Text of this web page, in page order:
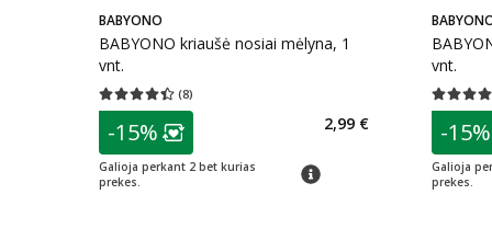
BABYONO
BABYONO kriaušė nosiai mėlyna, 1
vnt.
(8)
Vidutinis įvertinimas 4.38
patarimas
Lojalumo klubo narių nuolaida:
-15%
Galioja perkant 2 bet kurias
prekes.
patarimas
2,99 €
vnt.
Vidutinis
-15%
Galioja
prekes.